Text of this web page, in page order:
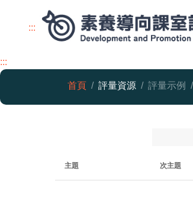
:::
:::
首頁 評量資源 評量示例